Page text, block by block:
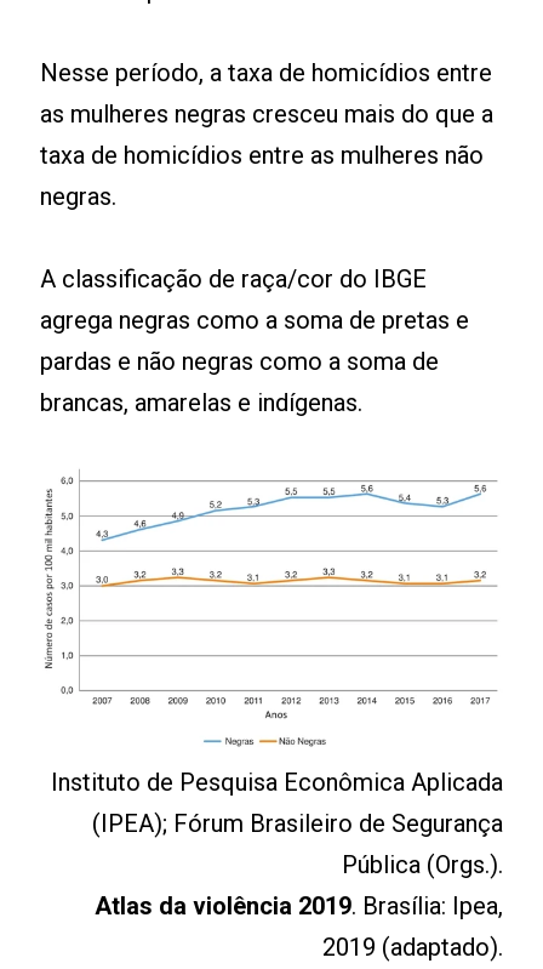
Nesse período, a taxa de homicídios entre
as mulheres negras cresceu mais do que a
taxa de homicídios entre as mulheres não
negras.
A classificação de raça/cor do IBGE
agrega negras como a soma de pretas e
pardas e não negras como a soma de
brancas, amarelas e indígenas.
Instituto de Pesquisa Econômica Aplicada
(IPEA); Fórum Brasileiro de Segurança
Pública (Orgs.).
Atlas da violência 2019. Brasília: Ipea,
2019 (adaptado).